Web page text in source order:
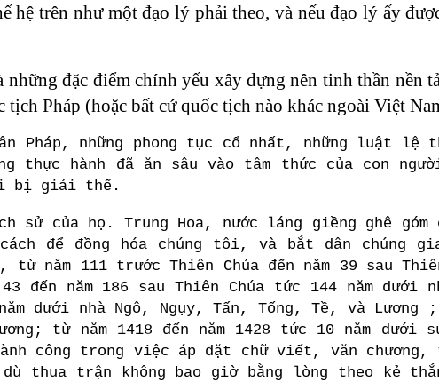
hệ trên như một đạo lý phải theo, và nếu đạo lý ấy
đặc điểm chính yếu xây dựng nên tinh thần nền
Pháp (hoặc bất cứ quốc tịch nào khác ngoài Việt
Pháp, những phong tục cổ nhất, những luật lệ
thực hành đã ăn sâu vào tâm thức của con
bị giải thể.
của họ. Trung Hoa, nước láng giềng ghê gớm
để đồng hóa chúng tôi, và bắt dân chúng
năm 111 trước Thiên Chúa đến năm 39 sau
đến năm 186 sau Thiên Chúa tức 144 năm dưới
dưới nhà Ngô, Ngụy, Tấn, Tống, Tề, và Lương
từ năm 1418 đến năm 1428 tức 10 năm dưới
công trong việc áp đặt chữ viết, văn
thua trận không bao giờ bằng lòng theo kẻ